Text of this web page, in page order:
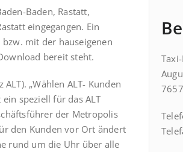
Baden, Rastatt,
eingegangen. Ein
mit der hauseigenen
bereit steht.
„Wählen ALT- Kunden
speziell für das ALT
der Metropolis
den Kunden vor Ort ändert
rund um die Uhr über alle